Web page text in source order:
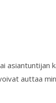
asiantuntijan
auttaa